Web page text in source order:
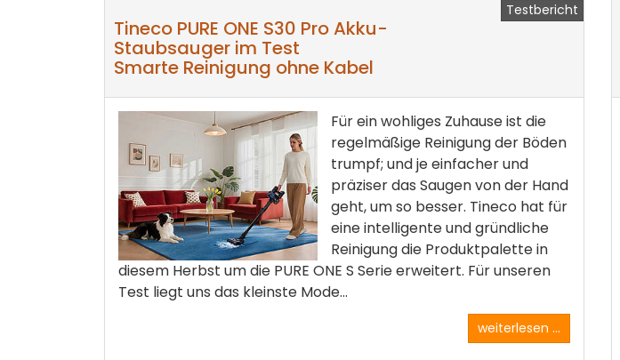
Testbericht
Tineco PURE ONE S30 Pro Akku-
Staubsauger im Test
Smarte Reinigung ohne Kabel
Für ein wohliges Zuhause ist die
regelmäßige Reinigung der Böden
trumpf; und je einfacher und
präziser das Saugen von der Hand
geht, um so besser. Tineco hat für
eine intelligente und gründliche
Reinigung die Produktpalette in
diesem Herbst um die PURE ONE S Serie erweitert. Für unseren
Test liegt uns das kleinste Mode...
weiterlesen ...